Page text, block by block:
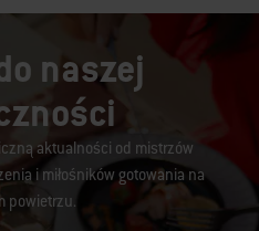
naszej
aktualności od mistrzów
i miłośników gotowania na
powietrzu.